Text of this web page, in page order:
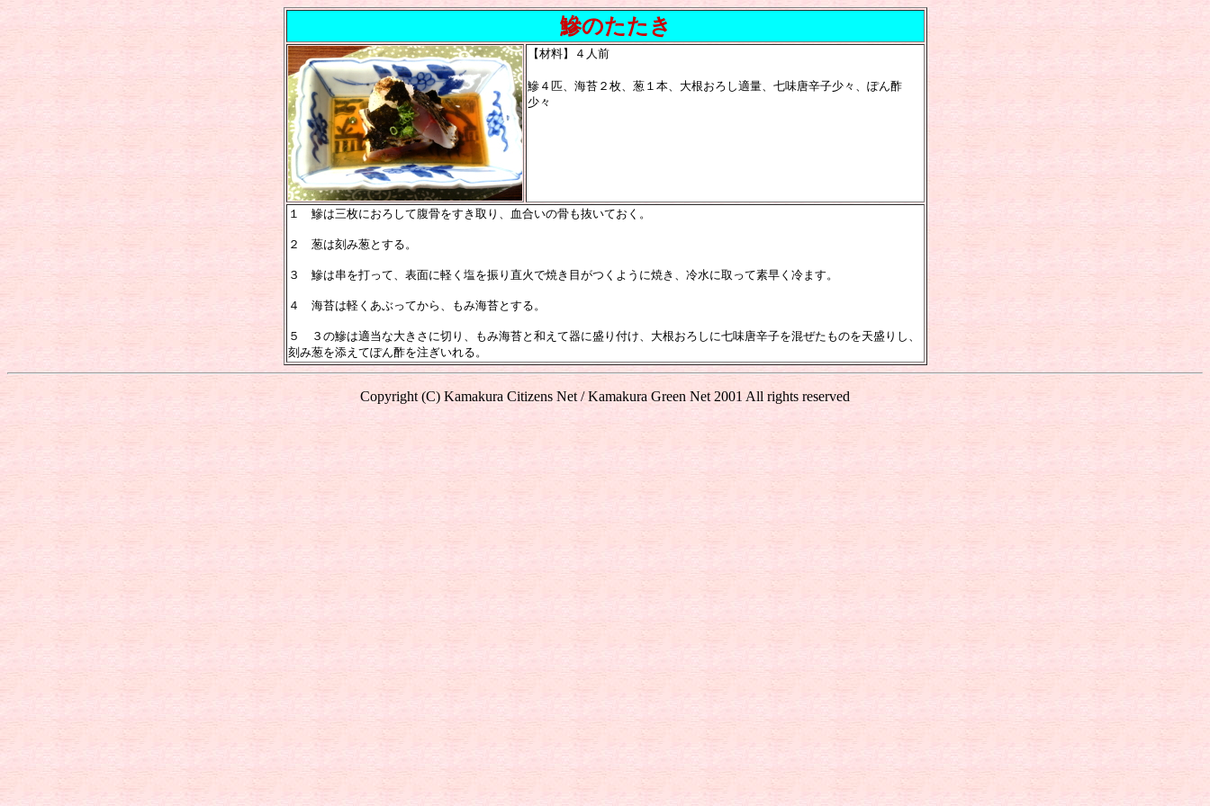
鰺のたたき
【材料】４人前
鰺４匹、海苔２枚、葱１本、大根おろし適量、七味唐辛子少々、ぽん酢
少々
１ 鰺は三枚におろして腹骨をすき取り、血合いの骨も抜いておく。
２ 葱は刻み葱とする。
３ 鰺は串を打って、表面に軽く塩を振り直火で焼き目がつくように焼き、冷水に取って素早く冷ます。
４ 海苔は軽くあぶってから、もみ海苔とする。
５ ３の鰺は適当な大きさに切り、もみ海苔と和えて器に盛り付け、大根おろしに七味唐辛子を混ぜたものを天盛りし、
刻み葱を添えてぽん酢を注ぎいれる。
Copyright (C) Kamakura Citizens Net / Kamakura Green Net 2001 All rights reserved